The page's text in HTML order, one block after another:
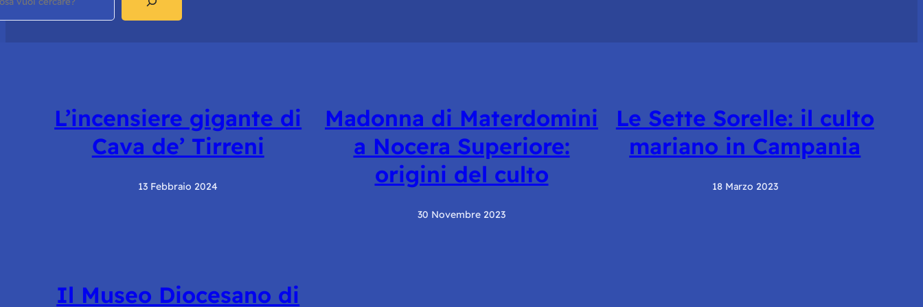
L’incensiere gigante di
Cava de’ Tirreni
13 Febbraio 2024
Madonna di Materdomini
a Nocera Superiore:
origini del culto
30 Novembre 2023
Le Sette Sorelle: il culto
mariano in Campania
18 Marzo 2023
Il Museo Diocesano di